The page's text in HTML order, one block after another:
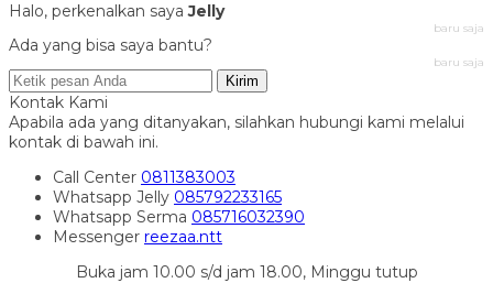
Halo, perkenalkan sayaJelly
baru saja
Ada yang bisa saya bantu?
baru saja
Kirim
Kontak Kami
Apabila ada yang ditanyakan, silahkan hubungi kami melalui
kontak di bawah ini.
Call Center 0811383003
Whatsapp Jelly 085792233165
Whatsapp Serma 085716032390
Messenger reezaa.ntt
Buka jam 10.00 s/d jam 18.00, Minggu tutup